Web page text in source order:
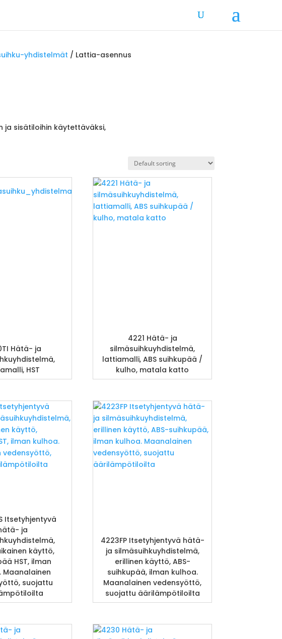
yhdistelmät / Lattia-asennus
ja sisätiloihin käytettäväksi,
Hätä- ja
HST
4221 Hätä- ja
silmäsuihkuyhdistelmä,
lattiamalli, ABS suihkupää /
kulho, matala katto
Itsetyhjentyvä
ja
käyttö,
HST, ilman
Maanalainen
suojattu
4223FP Itsetyhjentyvä hätä-
ja silmäsuihkuyhdistelmä,
erillinen käyttö, ABS-
suihkupää, ilman kulhoa.
Maanalainen vedensyöttö,
suojattu äärilämpötiloilta